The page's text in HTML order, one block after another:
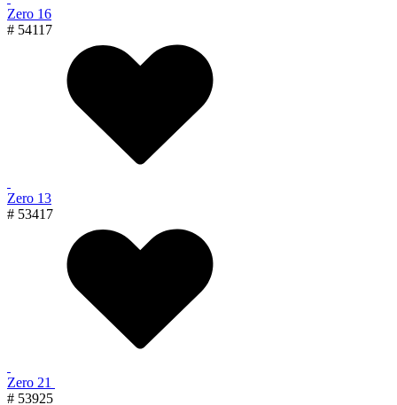
Zero 16
# 54117
Zero 13
# 53417
Zero 21
# 53925